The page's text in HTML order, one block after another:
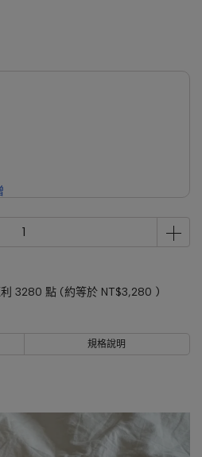
3280 點 (約等於 NT$3,280 )
規格說明